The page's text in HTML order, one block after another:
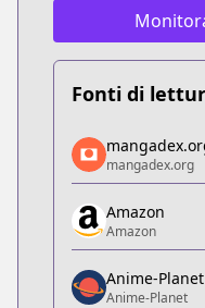
Fonti di
mangadex.org
mangadex.org
https://
Amazon
Amazon
https://
Anime-Planet
mangadex.org
Amazon
Amazon
Anime-Planet
Anime-Planet